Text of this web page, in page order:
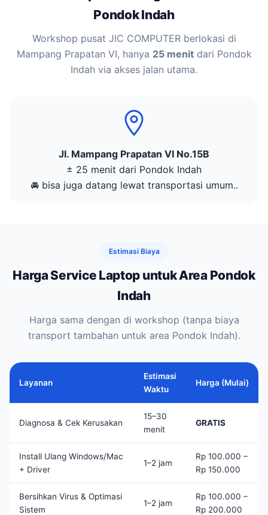
Pondok Indah
Workshop pusat JIC COMPUTER berlokasi di
Mampang Prapatan VI, hanya 25 menitdari Pondok
Indah via akses jalan utama.
Jl. Mampang Prapatan VI No.15B
± 25 menit dari Pondok Indah
🚘 bisa juga datang lewat transportasi umum..
Estimasi Biaya
Harga Service Laptop untuk Area Pondok
Indah
Harga sama dengan di workshop (tanpa biaya
transport tambahan untuk area Pondok Indah).
Layanan
Estimasi
Waktu
Harga (Mulai)
Diagnosa & Cek Kerusakan
15–30
menit
GRATIS
Install Ulang Windows/Mac
+ Driver
1–2 jam
Rp 100.000 –
Rp 150.000
Bersihkan Virus & Optimasi
Sistem
1–2 jam
Rp 100.000 –
Rp 200.000